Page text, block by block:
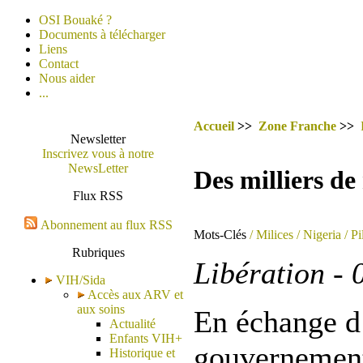
OSI Bouaké ?
Documents à télécharger
Liens
Contact
Nous aider
...
Newsletter
Inscrivez vous à notre
NewsLetter
Flux RSS
Abonnement au flux RSS
Rubriques
VIH/Sida
Accès aux ARV et
aux soins
Actualité
Enfants VIH+
Historique et
Accueil >> Zone Franche >>
Des milliers de
Mots-Clés / Milices / Nigeria /
Libération -
En échange